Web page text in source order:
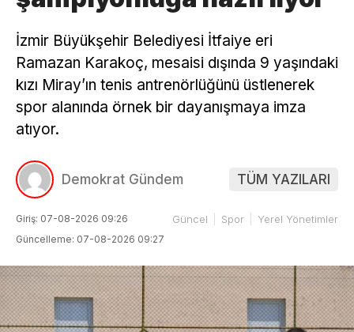
İzmir Büyükşehir Belediyesi İtfaiye eri
Ramazan Karakoç, mesaisi dışında 9 yaşındaki
kızı Miray’ın tenis antrenörlüğünü üstlenerek
spor alanında örnek bir dayanışmaya imza
atıyor.
Demokrat Gündem TÜM YAZILARI
Giriş: 07-08-2026 09:26
Güncelleme: 07-08-2026 09:27
Güncel Spor Yerel Yönetimler